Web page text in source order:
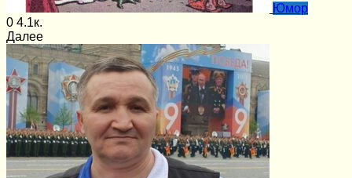
Юмор
0 4.1к.
Далее